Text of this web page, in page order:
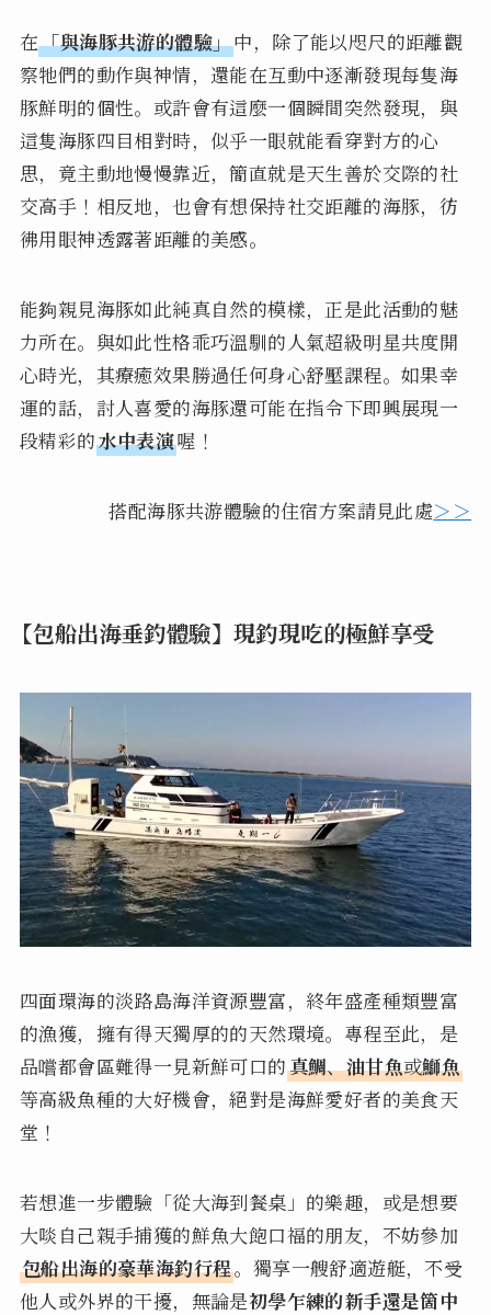
在「與海豚共游的體驗」中，除了能以咫尺的距離觀
察牠們的動作與神情，還能在互動中逐漸發現每隻海
豚鮮明的個性。或許會有這麼一個瞬間突然發現，與
這隻海豚四目相對時，似乎一眼就能看穿對方的心
思，竟主動地慢慢靠近，簡直就是天生善於交際的社
交高手！相反地，也會有想保持社交距離的海豚，彷
彿用眼神透露著距離的美感。
能夠親見海豚如此純真自然的模樣，正是此活動的魅
力所在。與如此性格乖巧溫馴的人氣超級明星共度開
心時光，其療癒效果勝過任何身心舒壓課程。如果幸
運的話，討人喜愛的海豚還可能在指令下即興展現一
段精彩的水中表演喔！
搭配海豚共游體驗的住宿方案請見此處＞＞
【包船出海垂釣體驗】現釣現吃的極鮮享受
四面環海的淡路島海洋資源豐富，終年盛產種類豐富
的漁獲，擁有得天獨厚的的天然環境。專程至此，是
品嚐都會區難得一見新鮮可口的真鯛、油甘魚或鰤魚
等高級魚種的大好機會，絕對是海鮮愛好者的美食天
堂！
若想進一步體驗「從大海到餐桌」的樂趣，或是想要
大啖自己親手捕獲的鮮魚大飽口福的朋友，不妨參加
包船出海的豪華海釣行程。獨享一艘舒適遊艇，不受
他人或外界的干擾，無論是初學乍練的新手還是箇中